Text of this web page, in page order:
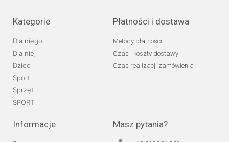
Kategorie
Dla niego
Dla niej
Dzieci
Sport
Sprzęt
SPORT
Płatności i dostawa
Metody płatności
Czas i koszty dostawy
Czas realizacji zamówienia
Informacje Masz pytania?